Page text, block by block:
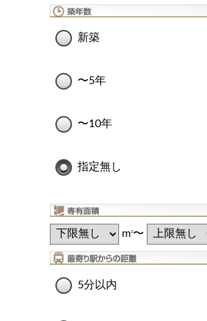
新築
〜5年
〜10年
指定無し
m2〜
5分以内